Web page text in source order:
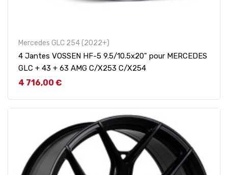
Mercedes GLC 254 (2022+)
4 Jantes VOSSEN HF-5 9.5/10.5x20" pour MERCEDES
GLC + 43 + 63 AMG C/X253 C/X254
Prix
4 716,00 €